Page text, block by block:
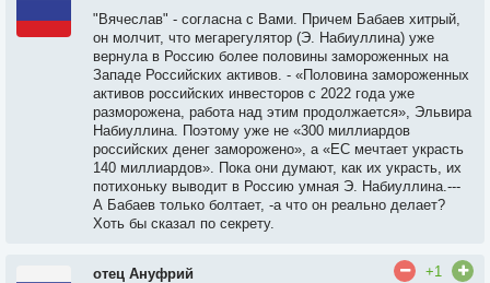
"Вячеслав" - согласна с Вами. Причем Бабаев хитрый,
он молчит, что мегарегулятор (Э. Набиуллина) уже
вернула в Россию более половины замороженных на
Западе Российских активов. - «Половина замороженных
активов российских инвесторов с 2022 года уже
разморожена, работа над этим продолжается», Эльвира
Набиуллина. Поэтому уже не «300 миллиардов
российских денег заморожено», а «ЕС мечтает украсть
140 миллиардов». Пока они думают, как их украсть, их
потихоньку выводит в Россию умная Э. Набиуллина.---
А Бабаев только болтает, -а что он реально делает?
Хоть бы сказал по секрету.
отец Ануфрий
+1